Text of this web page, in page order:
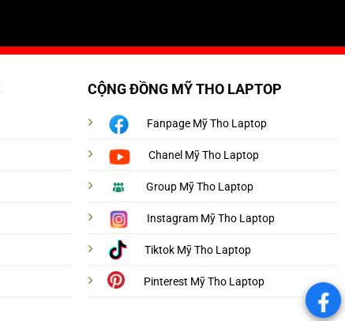
CỘNG ĐỒNG MỸ THO LAPTOP
Fanpage Mỹ Tho Laptop
Chanel Mỹ Tho Laptop
Group Mỹ Tho Laptop
Instagram Mỹ Tho Laptop
Tiktok Mỹ Tho Laptop
Pinterest Mỹ Tho Laptop
.